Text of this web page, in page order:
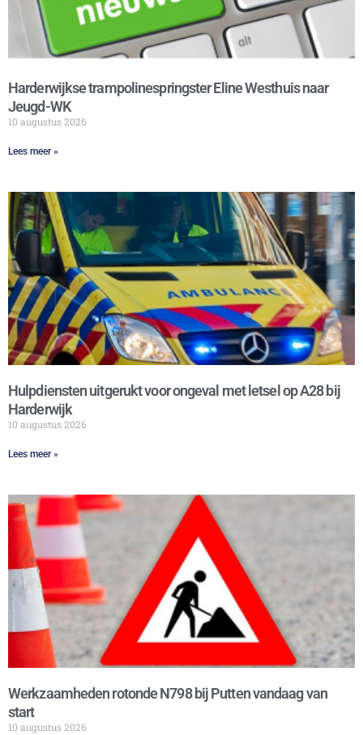
Harderwijkse trampolinespringster Eline Westhuis naar
Jeugd-WK
10 augustus 2026
Lees meer »
Hulpdiensten uitgerukt voor ongeval met letsel op A28 bij
Harderwijk
10 augustus 2026
Lees meer »
Werkzaamheden rotonde N798 bij Putten vandaag van
start
10 augustus 2026